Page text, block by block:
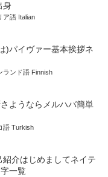
身
ア語 Italian
)パイヴァー基本挨拶ネ
ランド語 Finnish
ようならメルハバ簡単
語 Turkish
介はじめましてネイテ
一覧